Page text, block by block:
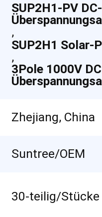
SUP2H1-PV DC-
,
SUP2H1 Solar-
,
3Pole 1000V
Zhejiang, China
Suntree/OEM
30-teilig/Stücke